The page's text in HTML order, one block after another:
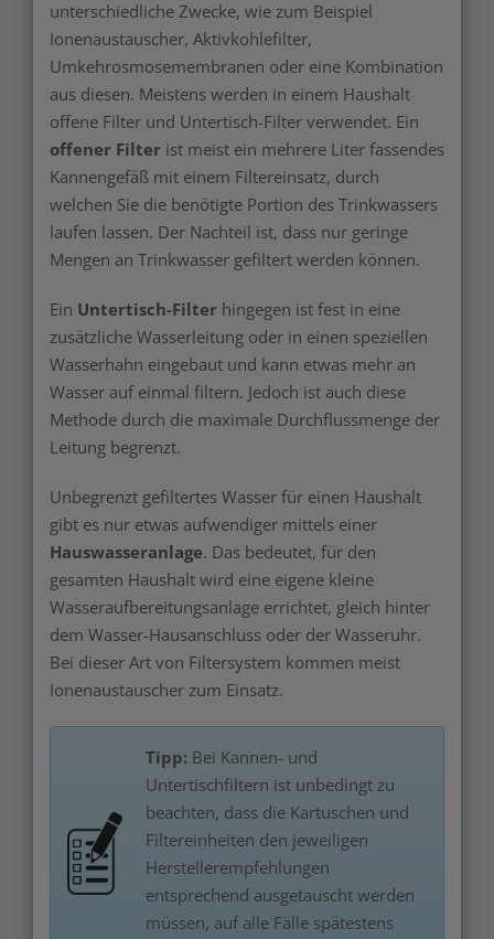
unterschiedliche Zwecke, wie zum Beispiel
Ionenaustauscher, Aktivkohlefilter,
Umkehrosmosemembranen oder eine Kombination
aus diesen. Meistens werden in einem Haushalt
offene Filter und Untertisch-Filter verwendet. Ein
offener Filter ist meist ein mehrere Liter fassendes
Kannengefäß mit einem Filtereinsatz, durch
welchen Sie die benötigte Portion des Trinkwassers
laufen lassen. Der Nachteil ist, dass nur geringe
Mengen an Trinkwasser gefiltert werden können.
Ein Untertisch-Filter hingegen ist fest in eine
zusätzliche Wasserleitung oder in einen speziellen
Wasserhahn eingebaut und kann etwas mehr an
Wasser auf einmal filtern. Jedoch ist auch diese
Methode durch die maximale Durchflussmenge der
Leitung begrenzt.
Unbegrenzt gefiltertes Wasser für einen Haushalt
gibt es nur etwas aufwendiger mittels einer
Hauswasseranlage. Das bedeutet, für den
gesamten Haushalt wird eine eigene kleine
Wasseraufbereitungsanlage errichtet, gleich hinter
dem Wasser-Hausanschluss oder der Wasseruhr.
Bei dieser Art von Filtersystem kommen meist
Ionenaustauscher zum Einsatz.
Tipp: Bei Kannen- und
Untertischfiltern ist unbedingt zu
beachten, dass die Kartuschen und
Filtereinheiten den jeweiligen
Herstellerempfehlungen
entsprechend ausgetauscht werden
müssen, auf alle Fälle spätestens